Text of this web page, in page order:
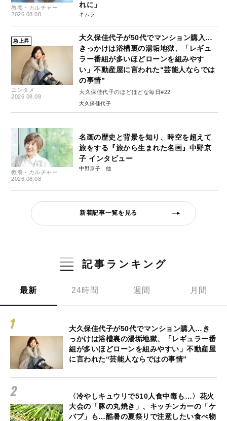
教養・カルチャー
2026.08.08
れに」
キムラ
急上昇
エンタメ
2026.08.08
大久保佳代子が50代でマンション購入…
きっかけは浴槽裏の湯垢地獄、「レギュ
ラー番組が多いほどローンを組みやす
い」不動産屋に言われた“芸能人ならでは
の事情”
大久保佳代子のほどほどな毎日#22
大久保佳代子
教養・カルチャー
2026.08.08
名画の歴史と背景を知り、時空を超えて
旅をする『旅から生まれた名画』中野京
子 インタビュー
中野京子
新着記事一覧を見る
記事ランキング
最新 24時間 週間 月間
大久保佳代子が50代でマンション購入…き
っかけは浴槽裏の湯垢地獄、「レギュラー番
組が多いほどローンを組みやすい」不動産屋
に言われた“芸能人ならではの事情”
〈冷やしキュウリで510人食中毒も…〉花火
大会の「豚の丸焼き」、キッチンカーの「ケ
バブ」も…酷暑の夏祭りで注意したい食べ物